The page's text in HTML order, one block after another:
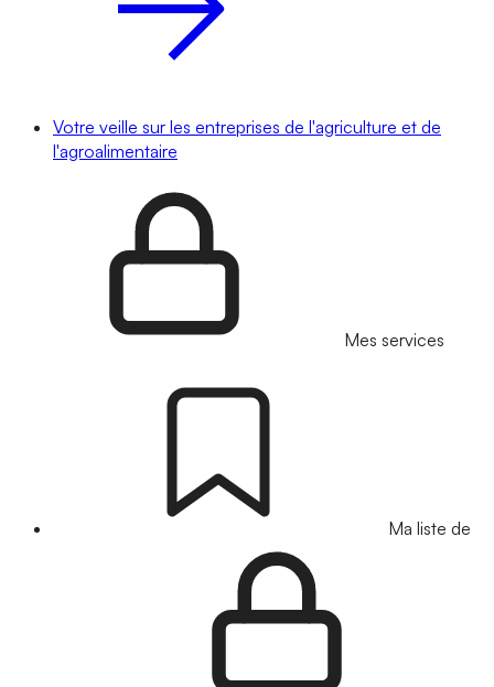
Votre veille sur les entreprises de l'agriculture et de
l'agroalimentaire
Mes services
Ma liste de